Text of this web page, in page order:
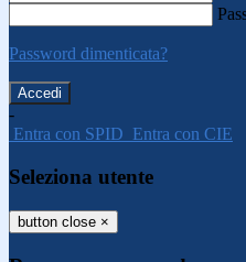
Password dimenticata?
-
Entra con SPID Entra con CIE
Seleziona utente
button close ×